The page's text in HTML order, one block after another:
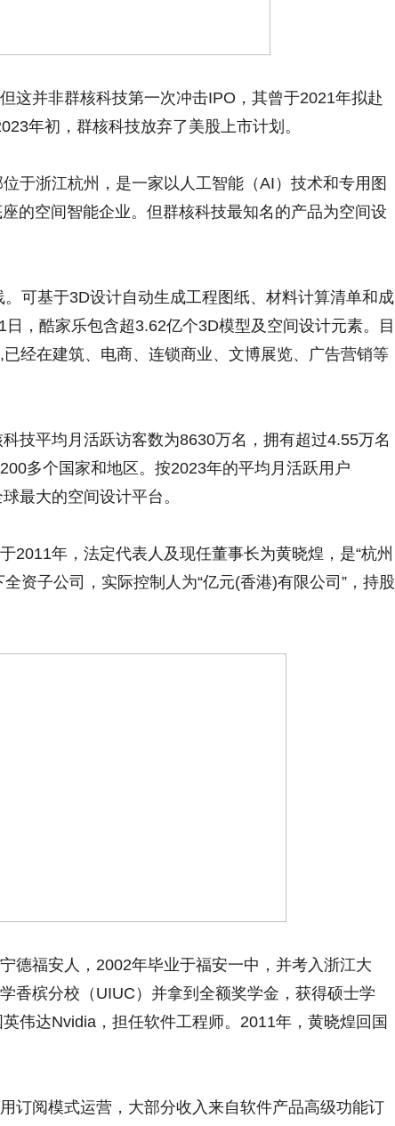
这并非群核科技第一次冲击IPO，其曾于2021年拟赴
年初，群核科技放弃了美股上市计划。
于浙江杭州，是一家以人工智能（AI）技术和专用图
的空间智能企业。但群核科技最知名的产品为空间设
可基于3D设计自动生成工程图纸、材料计算清单和成
，酷家乐包含超3.62亿个3D模型及空间设计元素。目
经在建筑、电商、连锁商业、文博展览、广告营销等
技平均月活跃访客数为8630万名，拥有超过4.55万名
多个国家和地区。按2023年的平均月活跃用户
最大的空间设计平台。
2011年，法定代表人及现任董事长为黄晓煌，是“杭州
资子公司，实际控制人为“亿元(香港)有限公司”，持股
德福安人，2002年毕业于福安一中，并考入浙江大
香槟分校（UIUC）并拿到全额奖学金，获得硕士学
伟达Nvidia，担任软件工程师。2011年，黄晓煌回国
订阅模式运营，大部分收入来自软件产品高级功能订